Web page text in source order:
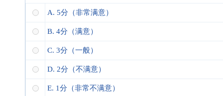
A. 5分（非常满意）
B. 4分（满意）
C. 3分（一般）
D. 2分（不满意）
E. 1分（非常不满意）